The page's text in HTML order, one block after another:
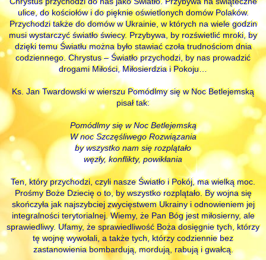
ulice, do kościołów i do pięknie oświetlonych domów Polaków.
Przychodzi także do domów w Ukrainie, w których na wiele godzin
musi wystarczyć światło świecy. Przybywa, by rozświetlić mroki, by
dzięki temu Światłu można było stawiać czoła trudnościom dnia
codziennego. Chrystus – Światło przychodzi, by nas prowadzić
drogami Miłości, Miłosierdzia i Pokoju…
Ks. Jan Twardowski w wierszu Pomódlmy się w Noc Betlejemską
pisał tak:
Pomódlmy się w Noc Betlejemską
W noc Szczęśliwego Rozwiązania
by wszystko nam się rozplątało
węzły, konflikty, powikłania
Ten, który przychodzi, czyli nasze Światło i Pokój, ma wielką moc.
Prośmy Boże Dziecię o to, by wszystko rozplątało. By wojna się
skończyła jak najszybciej zwycięstwem Ukrainy i odnowieniem jej
integralności terytorialnej. Wiemy, że Pan Bóg jest miłosierny, ale
sprawiedliwy. Ufamy, że sprawiedliwość Boża dosięgnie tych, którzy
tę wojnę wywołali, a także tych, którzy codziennie bez
zastanowienia bombardują, mordują, rabują i gwałcą.